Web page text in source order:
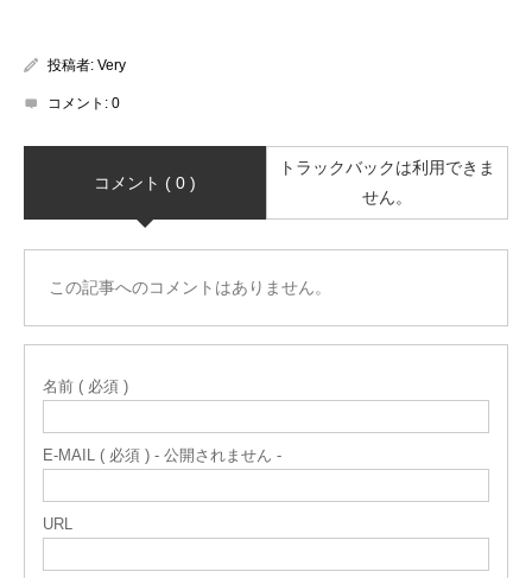
投稿者: Very
コメント: 0
コメント ( 0 )
トラックバックは利用できま
せん。
この記事へのコメントはありません。
名前 ( 必須 )
E-MAIL ( 必須 ) - 公開されません -
URL